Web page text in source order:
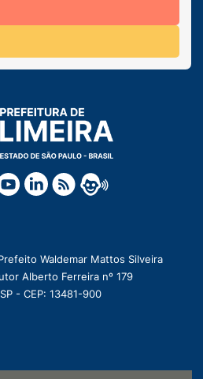
Waldemar Mattos Silveira
Alberto Ferreira nº 179
- CEP: 13481-900